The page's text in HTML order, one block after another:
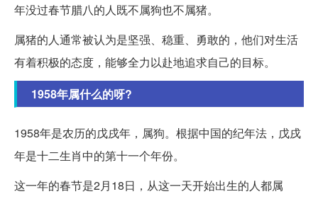
年没过春节腊八的人既不属狗也不属猪。
属猪的人通常被认为是坚强、稳重、勇敢的，他们对生活
有着积极的态度，能够全力以赴地追求自己的目标。
1958年属什么的呀?
1958年是农历的戊戌年，属狗。根据中国的纪年法，戊戌
年是十二生肖中的第十一个年份。
这一年的春节是2月18日，从这一天开始出生的人都属